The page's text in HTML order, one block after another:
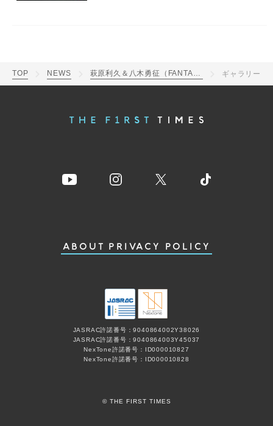
TOP NEWS 萩原利久＆八木勇征（FANTASTICS）、『オールナイトニッポンX（クロス）』に登場！ smash.にて同時生配信も ギャラリー
ABOUT PRIVACY POLICY
JASRAC許諾番号：9040864002Y38026
JASRAC許諾番号：9040864003Y45037
NexTone許諾番号：ID000010827
NexTone許諾番号：ID000010828
© THE FIRST TIMES